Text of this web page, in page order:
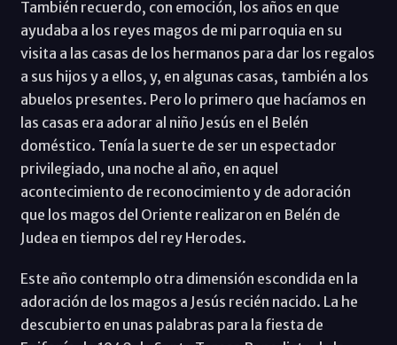
También recuerdo, con emoción, los años en que
ayudaba a los reyes magos de mi parroquia en su
visita a las casas de los hermanos para dar los regalos
a sus hijos y a ellos, y, en algunas casas, también a los
abuelos presentes. Pero lo primero que hacíamos en
las casas era adorar al niño Jesús en el Belén
doméstico. Tenía la suerte de ser un espectador
privilegiado, una noche al año, en aquel
acontecimiento de reconocimiento y de adoración
que los magos del Oriente realizaron en Belén de
Judea en tiempos del rey Herodes.
Este año contemplo otra dimensión escondida en la
adoración de los magos a Jesús recién nacido. La he
descubierto en unas palabras para la fiesta de